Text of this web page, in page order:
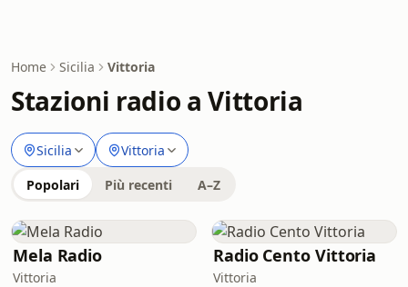
Home Sicilia Vittoria
Stazioni radio a Vittoria
Sicilia Vittoria
Popolari Più recenti A–Z
Mela Radio
Vittoria
Radio Cento Vittoria
Vittoria